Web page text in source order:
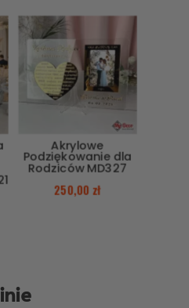
Akrylowe
Podziękowanie dla
Rodziców MD327
250,00 zł